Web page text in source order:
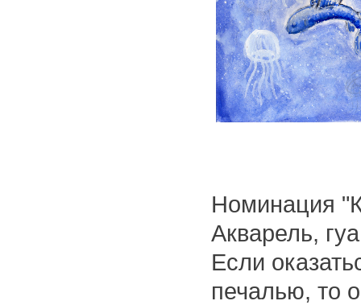
Номинация
Акварель,
Если
печалью, то